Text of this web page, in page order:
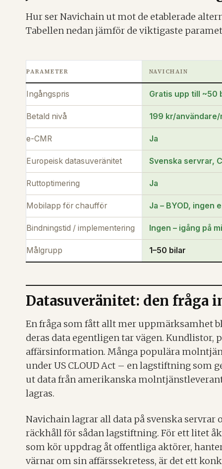
Hur ser Navichain ut mot de etablerade
Tabellen nedan jämför de viktigaste
PARAMETER NAVICHAIN
Ingångspris Gratis upp till ~50
Betald nivå 199 kr/användare/
e-CMR Ja
Europeisk datasuveränitet Svenska servrar,
Ruttoptimering Ja
Mobilapp för chaufför Ja – BYOD, ingen
Bindningstid / implementering Ingen – igång på
Målgrupp 1–50 bilar
Datasuveränitet: den fråga
En fråga som fått allt mer uppmärksamhet
deras data egentligen tar vägen.
affärsinformation. Många populära
under US CLOUD Act – en lagstiftning som
ut data från amerikanska
lagras.
Navichain lagrar all data på svenska
räckhåll för sådan lagstiftning. För ett litet
som kör uppdrag åt offentliga aktörer,
värnar om sin affärssekretess, är det ett